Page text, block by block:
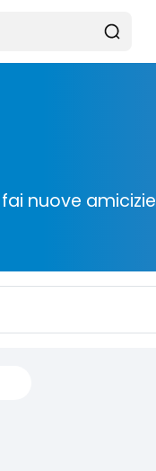
nuove amicizie